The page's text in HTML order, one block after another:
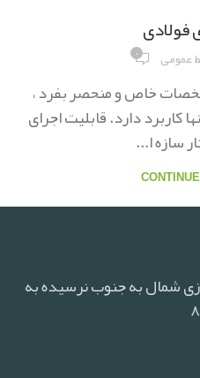
فولادی
عمومی ۰
خاص و منحصر بفرد ،
دارد. قابلیت اجرای
سازه ا...
شمال به جنوب نرسیده به